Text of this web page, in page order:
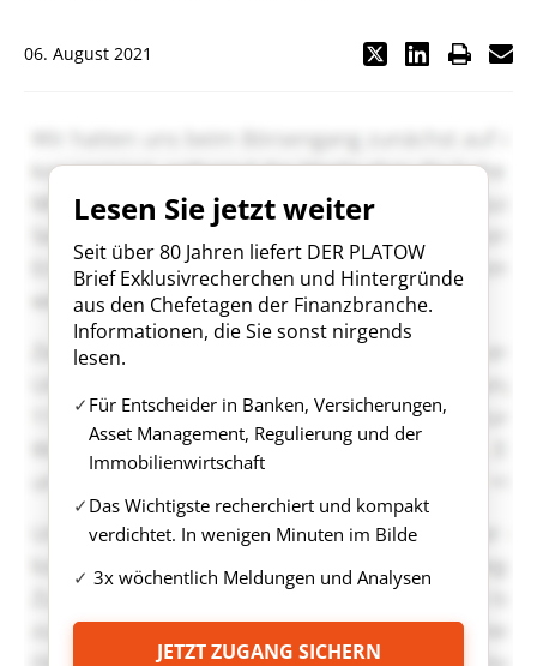
06. August 2021
Lesen Sie jetzt weiter
Seit über 80 Jahren liefert DER PLATOW
Brief Exklusivrecherchen und Hintergründe
aus den Chefetagen der Finanzbranche.
Informationen, die Sie sonst nirgends
lesen.
Für Entscheider in Banken, Versicherungen,
Asset Management, Regulierung und der
Immobilienwirtschaft
Das Wichtigste recherchiert und kompakt
verdichtet. In wenigen Minuten im Bilde
3x wöchentlich Meldungen und Analysen
JETZT ZUGANG SICHERN